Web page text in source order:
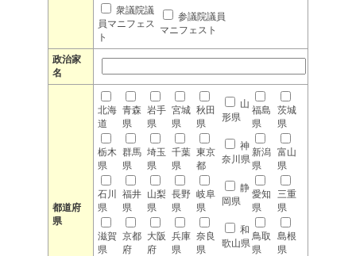
衆議院議
員マニフェス
ト
参議院議員
マニフェスト
政治家
名
都道府
県
北海
道
青森
県
岩手
県
宮城
県
秋田
県
山
形県
福島
県
茨城
県
栃木
県
群馬
県
埼玉
県
千葉
県
東京
都
神
奈川県
新潟
県
富山
県
石川
県
福井
県
山梨
県
長野
県
岐阜
県
静
岡県
愛知
県
三重
県
滋賀
県
京都
府
大阪
府
兵庫
県
奈良
県
和
歌山県
鳥取
県
島根
県